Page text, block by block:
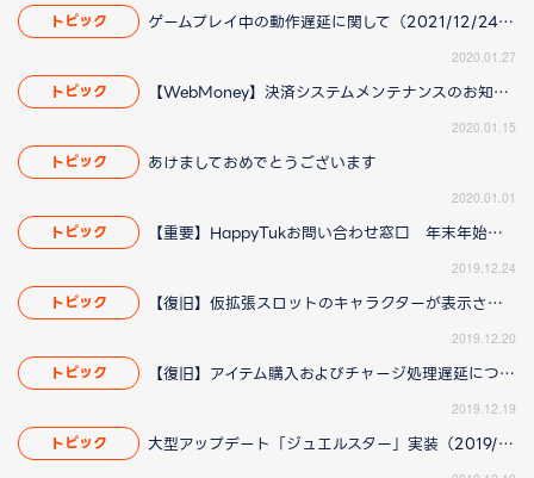
トピック ゲームプレイ中の動作遅延に関して（2021/12/24 18:40更新）
2020.01.27
トピック 【WebMoney】決済システムメンテナンスのお知らせ
2020.01.15
トピック あけましておめでとうございます
2020.01.01
トピック 【重要】HappyTukお問い合わせ窓口 年末年始の営業についてのお知らせ
2019.12.24
トピック 【復旧】仮拡張スロットのキャラクターが表示されない問題に関して（2019/12/20 17:38更新）
2019.12.20
トピック 【復旧】アイテム購入およびチャージ処理遅延について
2019.12.19
トピック 大型アップデート「ジュエルスター」実装（2019/12/20 14:42更新）